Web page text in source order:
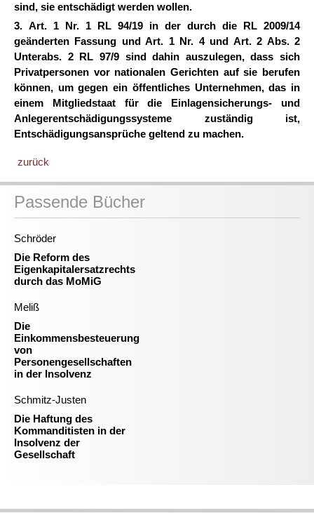
sind, sie entschädigt werden wollen.
3. Art. 1 Nr. 1 RL 94/19 in der durch die RL 2009/14
geänderten Fassung und Art. 1 Nr. 4 und Art. 2 Abs. 2
Unterabs. 2 RL 97/9 sind dahin auszulegen, dass sich
Privatpersonen vor nationalen Gerichten auf sie berufen
können, um gegen ein öffentliches Unternehmen, das in
einem Mitgliedstaat für die Einlagensicherungs- und
Anlegerentschädigungssysteme zuständig ist,
Entschädigungsansprüche geltend zu machen.
zurück
Passende Bücher
Schröder
Die Reform des
Eigenkapitalersatzrechts
durch das MoMiG
Meliß
Die
Einkommensbesteuerung
von
Personengesellschaften
in der Insolvenz
Schmitz-Justen
Die Haftung des
Kommanditisten in der
Insolvenz der
Gesellschaft